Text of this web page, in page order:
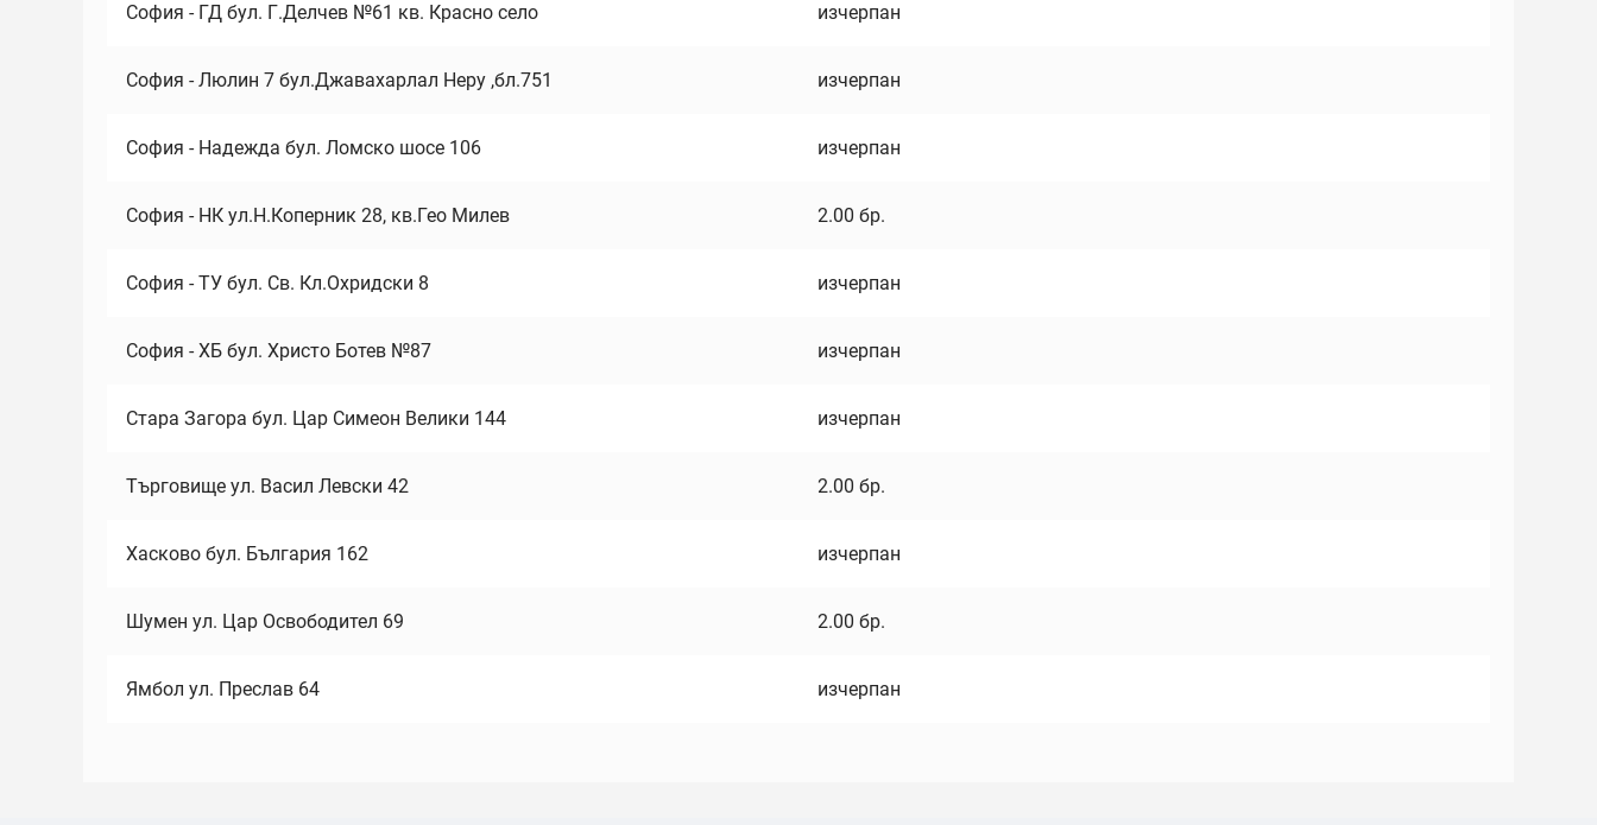
София - ГД бул. Г.Делчев №61 кв. Красно село изчерпан
София - Люлин 7 бул.Джавахарлал Неру ,бл.751 изчерпан
София - Надежда бул. Ломско шосе 106 изчерпан
София - НК ул.Н.Коперник 28, кв.Гео Милев 2.00 бр.
София - ТУ бул. Св. Кл.Охридски 8 изчерпан
София - ХБ бул. Христо Ботев №87 изчерпан
Стара Загора бул. Цар Симеон Велики 144 изчерпан
Търговище ул. Васил Левски 42 2.00 бр.
Хасково бул. България 162 изчерпан
Шумен ул. Цар Освободител 69 2.00 бр.
Ямбол ул. Преслав 64 изчерпан